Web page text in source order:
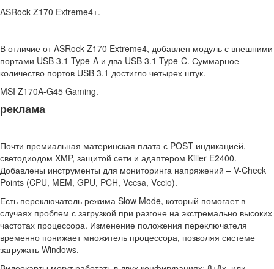
ASRock Z170 Extreme4+.
В отличие от ASRock Z170 Extreme4, добавлен модуль с внешними
портами USB 3.1 Type-A и два USB 3.1 Type-C. Суммарное
количество портов USB 3.1 достигло четырех штук.
MSI Z170A-G45 Gaming.
реклама
Почти премиальная материнская плата с POST-индикацией,
светодиодом XMP, защитой сети и адаптером Killer E2400.
Добавлены инструменты для мониторинга напряжений – V-Check
Points (CPU, MEM, GPU, PCH, Vccsa, Vccio).
Есть переключатель режима Slow Mode, который помогает в
случаях проблем с загрузкой при разгоне на экстремально высоких
частотах процессора. Изменение положения переключателя
временно понижает множитель процессора, позволяя системе
загружать Windows.